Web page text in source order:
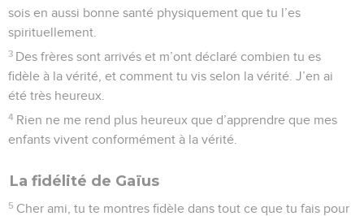
sois en aussi bonne santé physiquement que tu l’es
spirituellement.
3 Des frères sont arrivés et m’ont déclaré combien tu es
fidèle à la vérité, et comment tu vis selon la vérité. J’en ai
été très heureux.
4 Rien ne me rend plus heureux que d’apprendre que mes
enfants vivent conformément à la vérité.
La fidélité de Gaïus
5 Cher ami, tu te montres fidèle dans tout ce que tu fais pour